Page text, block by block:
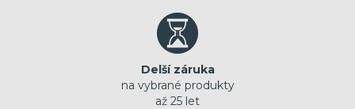
Delší záruka
na vybrané produkty
až 25 let